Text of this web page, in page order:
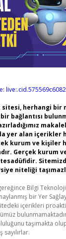
herhangi bir
bağlantısı
yer alan içerikler
kurum ve kişiler
Gerçek kurum
niteliği
Bilgi
bir Yer
içerikleri
taşımakta